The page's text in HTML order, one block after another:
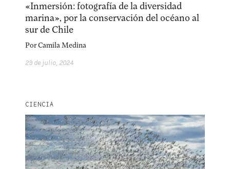
«Inmersión: fotografía de la diversidad
marina», por la conservación del océano al
sur de Chile
PorCamila Medina
29 de julio, 2024
CIENCIA